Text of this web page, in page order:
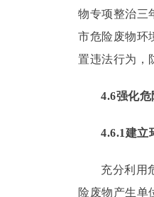
物专项整治三
市危险废物环
置违法行为，
4.6强化
4.6.1建立
充分利用
险废物产生单